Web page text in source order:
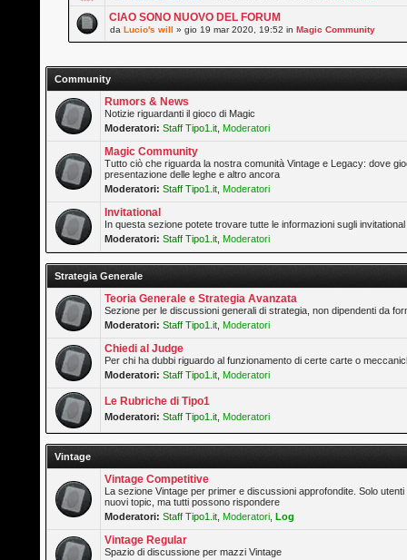
CIAO SONO NUOVO DEL FORUM
daLucio's will » gio 19 mar 2020, 19:52 inMagic Community
Community
Rumors & News
Notizie riguardanti il gioco di Magic
Moderatori: Staff Tipo1.it Moderatori
Magic Community
Tutto ciò che riguarda la nostra comunità Vintage e Legacy: dove
presentazione delle leghe e altro ancora
Moderatori: Staff Tipo1.it Moderatori
Invitational
In questa sezione potete trovare tutte le informazioni sugli
Moderatori: Staff Tipo1.it Moderatori
Strategia Generale
Teoria Generale e Strategia Avanzata
Sezione per le discussioni generali di strategia, non dipendenti da
Moderatori: Staff Tipo1.it Moderatori
Chiedi al Judge
Per chi ha dubbi riguardo al funzionamento di certe carte o
Moderatori: Staff Tipo1.it Moderatori
Le Rubriche di Tipo1
Moderatori: Staff Tipo1.it Moderatori
Vintage
Vintage Competitive
La sezione Vintage per primer e discussioni approfondite. Solo
nuovi topic, ma tutti possono rispondere
Moderatori: Staff Tipo1.it Moderatori ,Log
Vintage Regular
Spazio di discussione per mazzi Vintage